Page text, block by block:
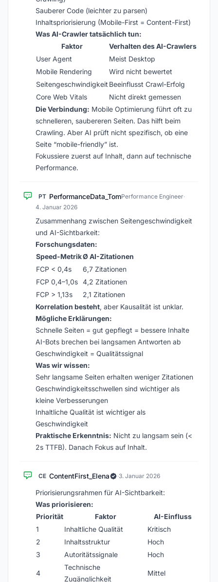
Sauberer Code (leichter zu parsen)
Inhaltspriorisierung (Mobile-First = Content-First)
Was AI-Crawler tatsächlich tun:
Faktor
Verhalten des AI-Crawlers
User Agent
Meist Desktop
Mobile Rendering
Wird nicht bewertet
Seitengeschwindigkeit Beeinflusst Crawl-Erfolg
Core Web Vitals
Nicht direkt gemessen
Die Verbindung: Mobile Optimierung führt oft zu
schnelleren, saubereren Seiten. Das hilft beim
Crawling. Aber AI prüft nicht spezifisch, ob eine
Seite “mobile-friendly” ist.
Fokussiere zuerst auf Inhalt, dann auf technische
Performance.
PT PerformanceData_TomPerformance Engineer·
4. Januar 2026
Zusammenhang zwischen Seitengeschwindigkeit
und AI-Sichtbarkeit:
Forschungsdaten:
Speed-MetrikØ AI-Zitationen
FCP < 0,4s
6,7 Zitationen
FCP 0,4–1,0s 4,2 Zitationen
FCP > 1,13s
2,1 Zitationen
Korrelation besteht, aber Kausalität ist unklar.
Mögliche Erklärungen:
Schnelle Seiten = gut gepflegt = bessere Inhalte
AI-Bots brechen bei langsamen Antworten ab
Geschwindigkeit = Qualitätssignal
Was wir wissen:
Sehr langsame Seiten erhalten weniger Zitationen
Geschwindigkeitsschwellen sind wichtiger als
kleine Verbesserungen
Inhaltliche Qualität ist wichtiger als
Geschwindigkeit
Praktische Erkenntnis: Nicht zu langsam sein (<
2s TTFB). Danach Fokus auf Inhalt.
CE ContentFirst_Elena ·3. Januar 2026
Priorisierungsrahmen für AI-Sichtbarkeit:
Was priorisieren:
Priorität
Faktor
AI-Einfluss
1
Inhaltliche Qualität
Kritisch
2
Inhaltsstruktur
Hoch
3
Autoritätssignale Hoch
4
Technische
Zugänglichkeit
Mittel